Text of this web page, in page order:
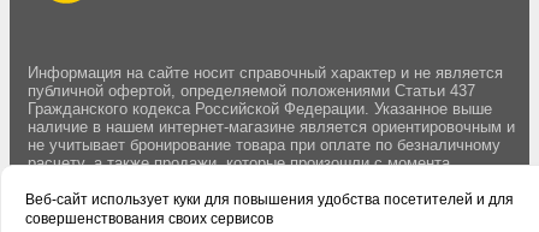
Информация на сайте носит справочный характер и не является
публичной офертой, определяемой положениями Статьи 437
Гражданского кодекса Российской Федерации. Указанное выше
наличие в нашем интернет-магазине является ориентировочным и
не учитывает бронирование товара при оплате по безналичному
расчету, а также продажи, которые произошли с момента
резерв товара оформив заказ на сайте. Бронирование товара
осуществляется после подтверждения заказа менеджером.
Веб-сайт использует куки для повышения удобства посетителей и для
совершенствования своих сервисов